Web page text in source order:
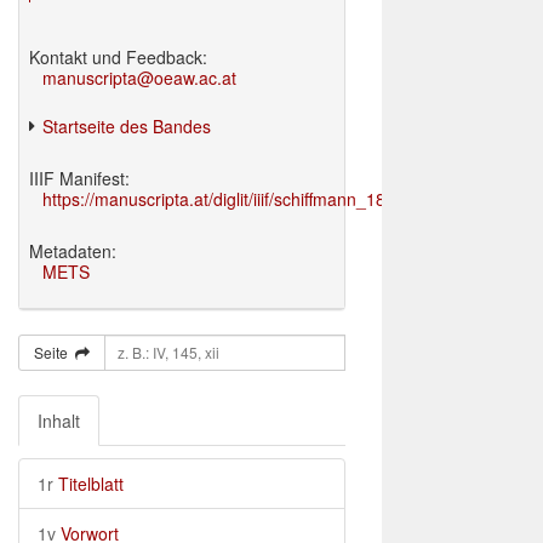
Kontakt und Feedback:
manuscripta@oeaw.ac.at
Startseite des Bandes
IIIF Manifest:
https://manuscripta.at/diglit/iiif/schiffmann_1895/manifest.json
Metadaten:
METS
Seite
Inhalt
1r Titelblatt
1v Vorwort